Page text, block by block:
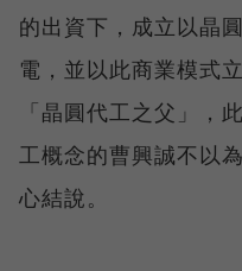
的出資下，成立以晶
電，並以此商業模式
「晶圓代工之父」，
工概念的曹興誠不以
心結說。